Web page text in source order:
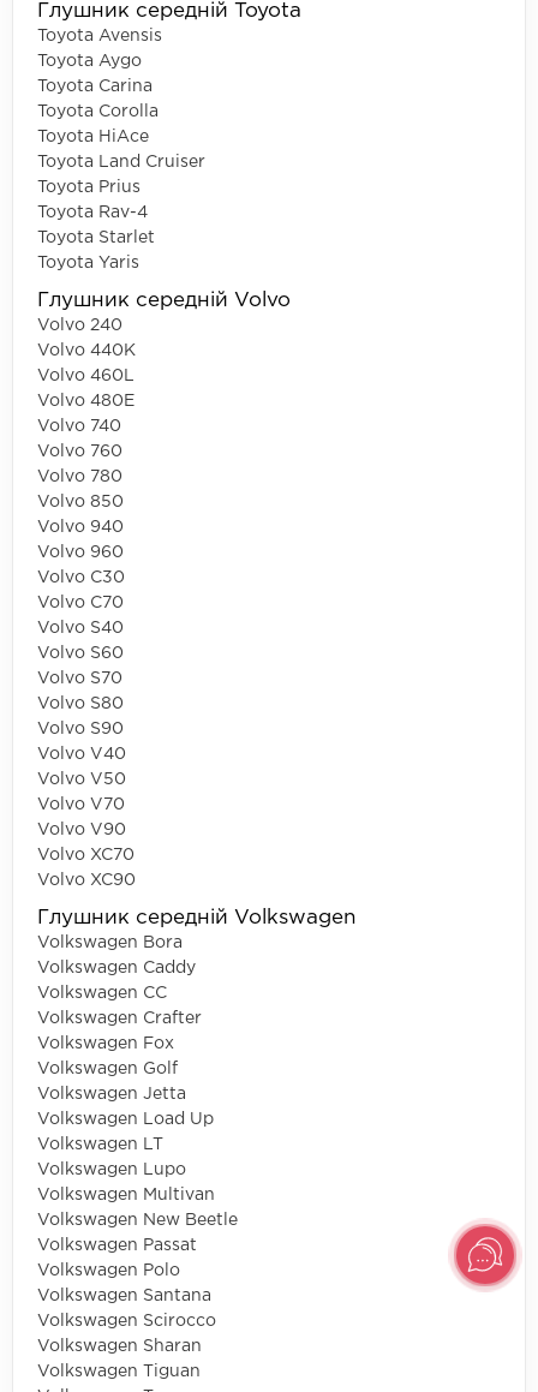
Глушник середній Toyota
Toyota Avensis
Toyota Aygo
Toyota Carina
Toyota Corolla
Toyota HiAce
Toyota Land Cruiser
Toyota Prius
Toyota Rav-4
Toyota Starlet
Toyota Yaris
Глушник середній Volvo
Volvo 240
Volvo 440K
Volvo 460L
Volvo 480E
Volvo 740
Volvo 760
Volvo 780
Volvo 850
Volvo 940
Volvo 960
Volvo C30
Volvo C70
Volvo S40
Volvo S60
Volvo S70
Volvo S80
Volvo S90
Volvo V40
Volvo V50
Volvo V70
Volvo V90
Volvo XC70
Volvo XC90
Глушник середній Volkswagen
Volkswagen Bora
Volkswagen Caddy
Volkswagen CC
Volkswagen Crafter
Volkswagen Fox
Volkswagen Golf
Volkswagen Jetta
Volkswagen Load Up
Volkswagen LT
Volkswagen Lupo
Volkswagen Multivan
Volkswagen New Beetle
Volkswagen Passat
Volkswagen Polo
Volkswagen Santana
Volkswagen Scirocco
Volkswagen Sharan
Volkswagen Tiguan